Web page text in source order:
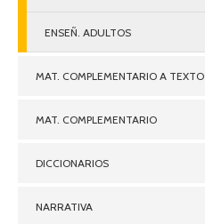
ENSEÑ. ADULTOS
MAT. COMPLEMENTARIO A TEXTO
MAT. COMPLEMENTARIO
DICCIONARIOS
NARRATIVA